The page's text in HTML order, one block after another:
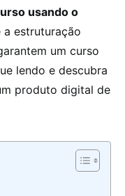
usando o
a estruturação
um curso
lendo e descubra
produto digital de